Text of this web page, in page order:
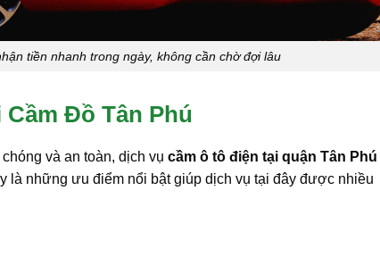
tiền nhanh trong ngày, không cần chờ đợi lâu
Đồ Tân Phú
và an toàn, dịch vụ cầm ô tô điện tại quận Tân Phú
là những ưu điểm nổi bật giúp dịch vụ tại đây được nhiều